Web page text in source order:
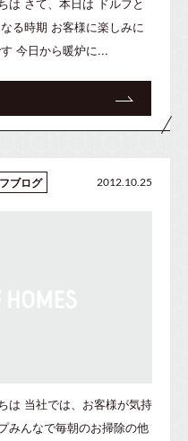
る時期 お客様に楽しみに
今日から暖炉に...
ブログ 2012.10.25
は 当社では、お客様が気持
みんなで毎朝のお掃除の他